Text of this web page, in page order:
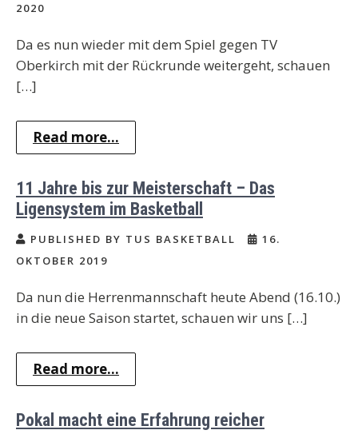
2020
Da es nun wieder mit dem Spiel gegen TV
Oberkirch mit der Rückrunde weitergeht, schauen
[…]
Read more...
11 Jahre bis zur Meisterschaft – Das
Ligensystem im Basketball
PUBLISHED BY TUS BASKETBALL
16.
OKTOBER 2019
Da nun die Herrenmannschaft heute Abend (16.10.)
in die neue Saison startet, schauen wir uns […]
Read more...
Pokal macht eine Erfahrung reicher